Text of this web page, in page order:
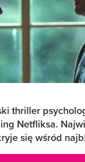
thriller
Netfliksa.
się wśród